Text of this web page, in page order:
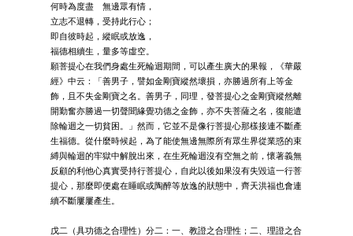
何時為度盡 無邊眾有情，
立志不退轉，受持此行心；
即自彼時起，縱眠或放逸，
福德相續生，量多等虛空。
願菩提心在我們身處生死輪迴期間，可以產生廣大的果報，《華嚴
經》中云：「善男子，譬如金剛寶縱然壞損，亦勝過所有上等金
飾，且不失金剛寶之名。善男子，同理，發菩提心之金剛寶縱然離
開勤奮亦勝過一切聲聞緣覺功德之金飾，亦不失菩薩之名，復能遣
除輪迴之一切貧困。」然而，它並不是像行菩提心那樣接連不斷產
生福德。從什麼時候起，為了能使無邊無際所有眾生界從業惑的束
縛與輪迴的牢獄中解脫出來，在生死輪迴沒有空無之前，懷著義無
反顧的利他心真實受持行菩提心，自此以後如果沒有失毀這一行菩
提心，那麼即便處在睡眠或陶醉等放逸的狀態中，齊天洪福也會連
續不斷屢屢產生。
戊二（具功德之合理性）分二：一、教證之合理性；二、理證之合